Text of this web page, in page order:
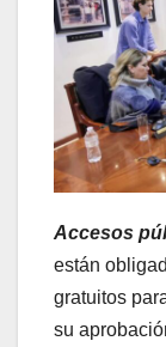
Accesos
están
gratuitos
su